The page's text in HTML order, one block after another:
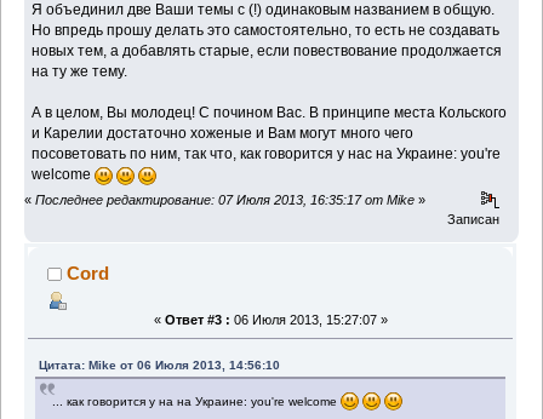
Я объединил две Ваши темы с (!) одинаковым названием в общую.
Но впредь прошу делать это самостоятельно, то есть не создавать
новых тем, а добавлять старые, если повествование продолжается
на ту же тему.
А в целом, Вы молодец! С почином Вас. В принципе места Кольского
и Карелии достаточно хоженые и Вам могут много чего
посоветовать по ним, так что, как говорится у нас на Украине: you're
welcome
« Последнее редактирование: 07 Июля 2013, 16:35:17 от Mike »
Записан
Cord
« Ответ #3 : 06 Июля 2013, 15:27:07 »
Цитата: Mike от 06 Июля 2013, 14:56:10
... как говорится у на на Украине: you're welcome